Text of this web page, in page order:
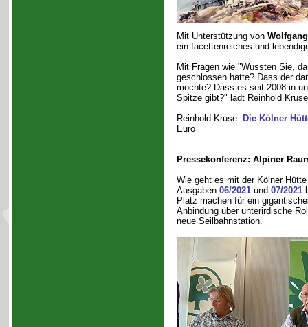
Mit Unterstützung von
ein facettenreiches und
Mit Fragen wie "Wussten Sie,
geschlossen hatte? Dass der
mochte? Dass es seit 2008 in
Spitze gibt?" lädt Reinhold
Reinhold Kruse: Die Kölner
Euro
Pressekonferenz: Alpiner
Wie geht es mit der Kölner
Ausgaben 06/2021und 07/2021
Platz machen für ein
Anbindung über unterirdische
neue Seilbahnstation.